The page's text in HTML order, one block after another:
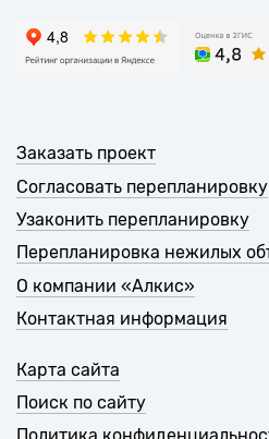
Заказать проект
Согласовать перепланировку
Узаконить перепланировку
Перепланировка нежилых
О компании «Алкис»
Контактная информация
Карта сайта
Поиск по сайту